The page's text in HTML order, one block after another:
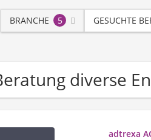
BRANCHE 5 GESUCHTE
diverse
adtrexa